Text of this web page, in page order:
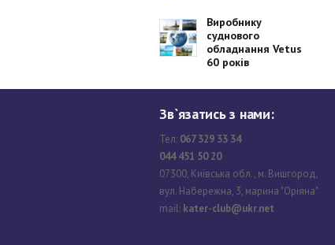
Виробнику
суднового
обладнання Vetus
60 років
Зв`язатись з нами:
Тел: 067 329 33 34
044 451 50 20
07300, Київська обл., м. Вишгород,
вул. Набережна, 3, марина "Оріяна"
mail: kater-club@ukr.net